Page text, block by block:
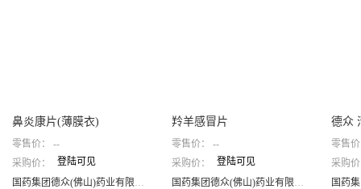
鼻炎康片(薄膜衣)
国药集团德众(佛山)药业有限公司
鼻炎康片(薄膜衣)
零售价：
--
采购价：
登陆可见
国药集团德众(佛山)药业有限公司
羚羊感冒片
国药集团德众(佛山)药业有限公司
羚羊感冒片
零售价：
--
采购价：
登陆可见
国药集团德众(佛山)药业有限公司
德众
德众
零售
采购